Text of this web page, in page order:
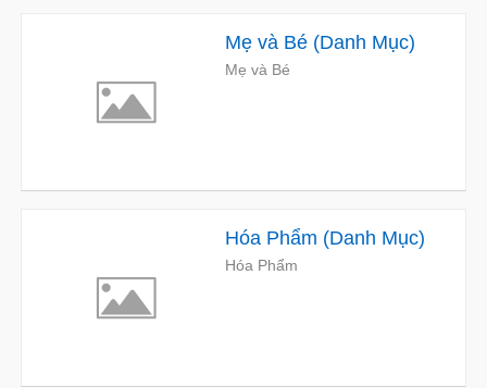
Mẹ và Bé (Danh Mục)
Mẹ và Bé
Hóa Phẩm (Danh Mục)
Hóa Phẩm